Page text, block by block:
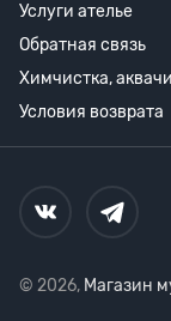
Услуги ателье
Обратная связь
Химчистка,
Условия возврата
© 2026, Магазин